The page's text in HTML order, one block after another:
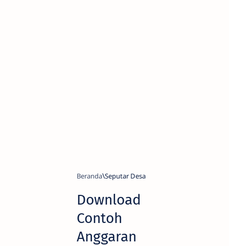
Beranda Seputar Desa
Download
Contoh
Anggaran